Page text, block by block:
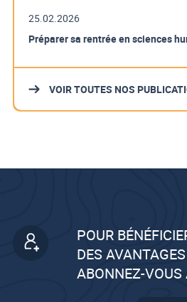
25.02.2026
Préparer sa rentrée en sciences
VOIR TOUTES NOS
POUR
DES
ABONNEZ-VOUS